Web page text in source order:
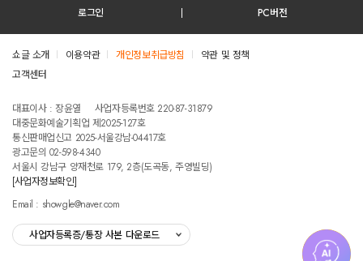
로그인 PC버전
쇼글 소개 이용약관 개인정보취급방침
약관 및 정책
고객센터
대표이사 : 장윤열
사업자등록번호 220-87-31879
대중문화예술기획업 제2025-127호
통신판매업신고 2025-서울강남-04417호
광고문의 02-598-4340
서울시 강남구 양재천로 179, 2층(도곡동, 주영빌딩)
[사업자정보확인]
Email : showgle@naver.com
사업자등록증/통장 사본 다운로드